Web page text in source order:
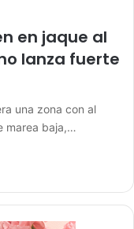
en jaque al
lanza fuerte
una zona con al
marea baja,…